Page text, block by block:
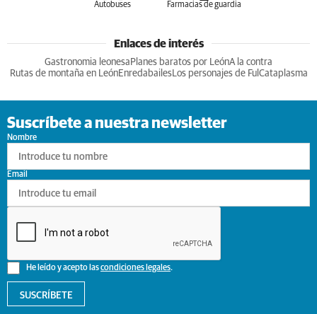
Autobuses Farmacias de guardia
Enlaces de interés
Gastronomia leonesa Planes baratos por LeónA la contra
Rutas de montaña en LeónEnredabailesLos personajes de Ful Cataplasma
Suscríbete a nuestra newsletter
Nombre
He leído y acepto lascondiciones legales.
Email
SUSCRÍBETE